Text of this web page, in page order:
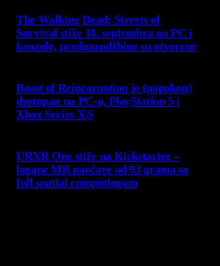
The Walking Dead: Streets of
Survival stiže 18. septembra na PC i
konzole, prednarudžbine su otvorene
Beast of Reincarnation je (napokon)
dostupan na PC-u, PlayStation 5 i
Xbox Series X|S
URXR One stiže na Kickstarter –
lagane MR naočare od 93 grama sa
full spatial computingom